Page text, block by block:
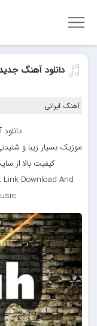
دانلود آهنگ
آهنگ ایرانی
موزیک بسیار زیبا و
کیفیت بالا از
Link Download And